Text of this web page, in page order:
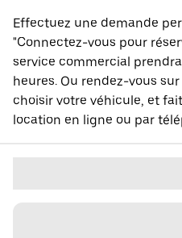
Effectuez une demande
"Connectez-vous pour
service commercial
heures. Ou rendez-vous
choisir votre véhicule, et
location en ligne ou par